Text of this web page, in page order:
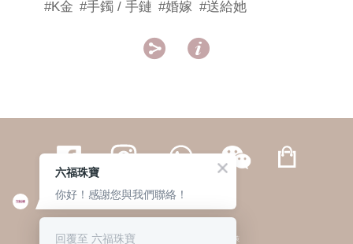
#K金 #手鐲 / 手鏈 #婚嫁 #送給她
 
繁體 | 簡体
© 六福集團 版權所有 不得轉載 私隱政策
六福珠寶
你好！感謝您與我們聯絡！
回覆至 六福珠寶